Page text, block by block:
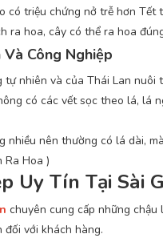
có triệu chứng nở trễ hơn
ra hoa, cây có thể ra hoa
Công Nghiệp
nhiên và của Thái Lan nuôi
có các vết sọc theo lá, lá
nhiều nên thường có lá dài,
Ra Hoa )
Uy Tín Tại Sài
chuyên cung cấp những
với khách hàng.